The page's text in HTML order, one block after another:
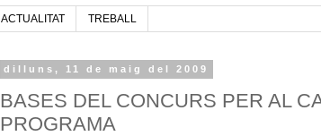
ACTUALITAT TREBALL
dilluns, 11 de maig del 2009
BASES DEL CONCURS PER AL
PROGRAMA